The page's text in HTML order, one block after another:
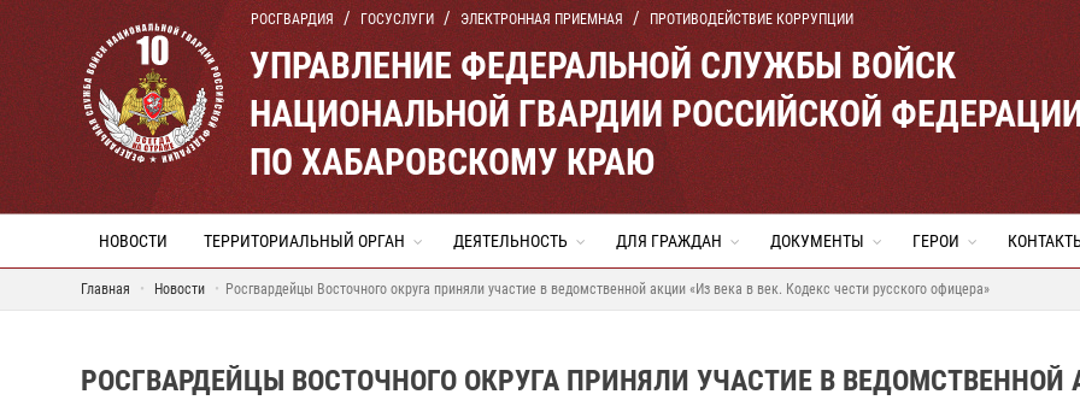
РОСГВАРДИЯ ГОСУСЛУГИ ЭЛЕКТРОННАЯ ПРИЕМНАЯ ПРОТИВОДЕЙСТВИЕ КОРРУПЦИИ
УПРАВЛЕНИЕ ФЕДЕРАЛЬНОЙ СЛУЖБЫ ВОЙСК
НАЦИОНАЛЬНОЙ ГВАРДИИ РОССИЙСКОЙ
ПО ХАБАРОВСКОМУ КРАЮ
НОВОСТИ ТЕРРИТОРИАЛЬНЫЙ ОРГАН ДЕЯТЕЛЬНОСТЬ ДЛЯ ГРАЖДАН ДОКУМЕНТЫ ГЕРОИ
Главная Новости Росгвардейцы Восточного округа приняли участие в ведомственной акции «Из века в век. Кодекс чести русского офицера»
РОСГВАРДЕЙЦЫ ВОСТОЧНОГО ОКРУГА ПРИНЯЛИ УЧАСТИЕ В ВЕДОМСТВЕННОЙ